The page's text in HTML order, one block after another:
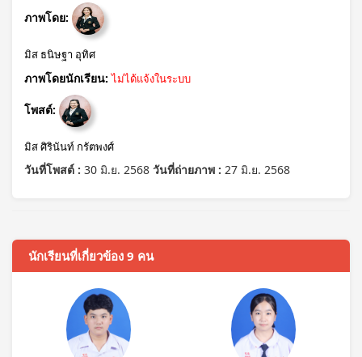
ภาพโดย:
มิส ธนิษฐา อุทิศ
ภาพโดยนักเรียน: ไม่ได้แจ้งในระบบ
โพสต์:
มิส ศิรินันท์ กรัตพงศ์
วันที่โพสต์ : 30 มิ.ย. 2568 วันที่ถ่ายภาพ : 27 มิ.ย. 2568
นักเรียนที่เกี่ยวข้อง 9 คน